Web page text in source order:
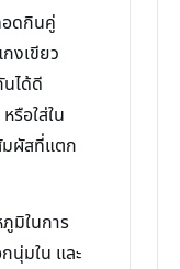
อดกินคู่
งเขียว
ได้ดี
รือใส่ใน
มผัสที่แตก
มิในการ
นุ่มใน และ